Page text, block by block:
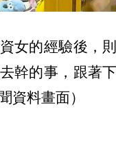
女的經驗後，
幹的事，跟著
資料畫面）